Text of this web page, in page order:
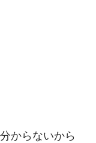
からないから